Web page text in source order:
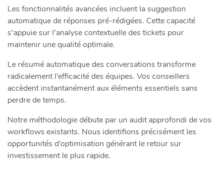
Les fonctionnalités avancées incluent la suggestion
automatique de réponses pré-rédigées. Cette capacité
s’appuie sur l’analyse contextuelle des tickets pour
maintenir une qualité optimale.
Le résumé automatique des conversations transforme
radicalement l’efficacité des équipes. Vos conseillers
accèdent instantanément aux éléments essentiels sans
perdre de temps.
Notre méthodologie débute par un audit approfondi de vos
workflows existants. Nous identifions précisément les
opportunités d’optimisation générant le retour sur
investissement le plus rapide.